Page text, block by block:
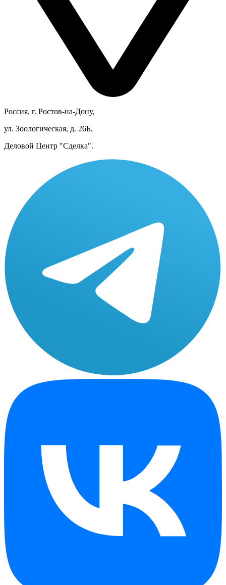
Россия, г. Ростов-на-Дону,
ул. Зоологическая, д. 26Б,
Деловой Центр "Сделка".